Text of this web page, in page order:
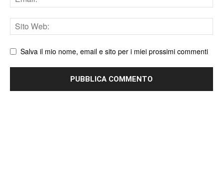
Sito
web
Salva il mio nome, email e sito per i miei prossimi commenti